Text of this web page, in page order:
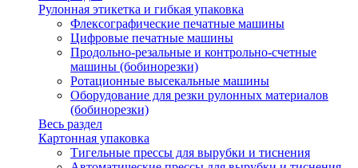
Рулонная этикетка и гибкая упаковка
Флексографические печатные машины
Цифровые печатные машины
Продольно-резальные и контрольно-счетные
машины (бобинорезки)
Ротационные высекальные машины
Оборудование для резки рулонных материалов
(бобинорезки)
Весь раздел
Картонная упаковка
Тигельные прессы для вырубки и тиснения